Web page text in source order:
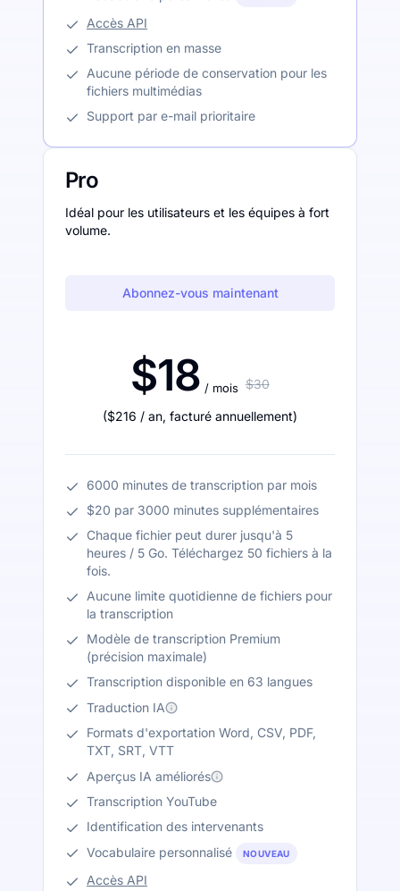
Accès API
Transcription en masse
Aucune période de conservation pour les
fichiers multimédias
Support par e-mail prioritaire
Pro
Idéal pour les utilisateurs et les équipes à fort
volume.
Abonnez-vous maintenant
$18 / mois $30
($216 / an, facturé annuellement)
6000 minutes de transcription par mois
$20 par 3000 minutes supplémentaires
Chaque fichier peut durer jusqu'à 5
heures / 5 Go. Téléchargez 50 fichiers à la
fois.
Aucune limite quotidienne de fichiers pour
la transcription
Modèle de transcription Premium
(précision maximale)
Transcription disponible en 63 langues
Traduction IA
Formats d'exportation Word, CSV, PDF,
TXT, SRT, VTT
Aperçus IA améliorés
Transcription YouTube
Identification des intervenants
Vocabulaire personnalisé
NOUVEAU
Accès API